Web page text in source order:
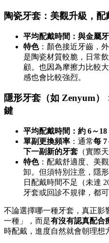
陶瓷牙套：美觀升級，配
平均配戴時間：與金屬
特色：顏色接近牙齒，
是陶瓷材質較脆，日常
顧。也因為摩擦力比較
感也會比較強烈。
隱形牙套（如 Zenyum）
鍵
平均配戴時間：約 6～18
單副更換頻率 ：通常每
下一副新的牙套 （實際
特色：配戴舒適度、美
卸。但須特別注意，隱
日配戴時間不足（未達
牙套或回診不規律，都
不論選擇哪一種牙套，真正影
一種」，而是有沒有認真配合
時配戴，進度自然就會朝理想